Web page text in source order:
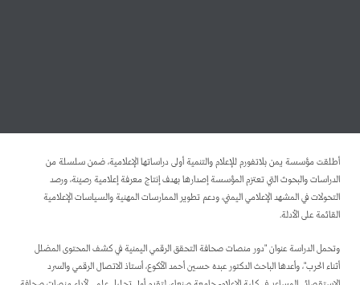
أطلقت مؤسسة يمن بلاتفورم للإعلام والتنمية أولى دراساتها الإعلامية، ضمن سلسلة من
الدراسات والبحوث التي تعتزم المؤسسة إصدارها بهدف إنتاج معرفة إعلامية رصينة، ورصد
التحولات في المشهد الإعلامي اليمني، ودعم تطوير الممارسات المهنية والسياسات الإعلامية
القائمة على الأدلة.
وتحمل الدراسة عنوان "دور منصات صحافة التحقق الرقمي اليمنية في كشف المحتوى المضلل
أثناء الحرب"، وأعدها الباحث الدكتور عبده حسين أحمد الأكوع، أستاذ الاتصال الرقمي والسرد